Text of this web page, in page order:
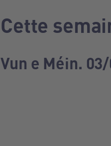
Cette
Vun e Méin.